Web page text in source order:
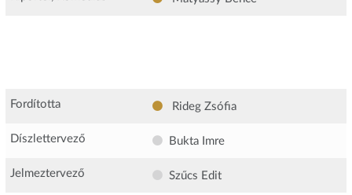
Fordította Rideg Zsófia
Díszlettervező Bukta Imre
Jelmeztervező Szűcs Edit